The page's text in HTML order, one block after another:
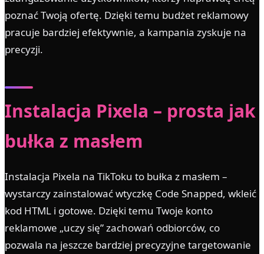
poznać Twoją ofertę. Dzięki temu budżet reklamowy
pracuje bardziej efektywnie, a kampania zyskuje na
precyzji.
Instalacja Pixela – prosta jak
bułka z masłem
Instalacja Pixela na TikToku to bułka z masłem –
wystarczy zainstalować wtyczkę Code Snapped, wkleić
kod HTML i gotowe. Dzięki temu Twoje konto
reklamowe „uczy się” zachowań odbiorców, co
pozwala na jeszcze bardziej precyzyjne targetowanie